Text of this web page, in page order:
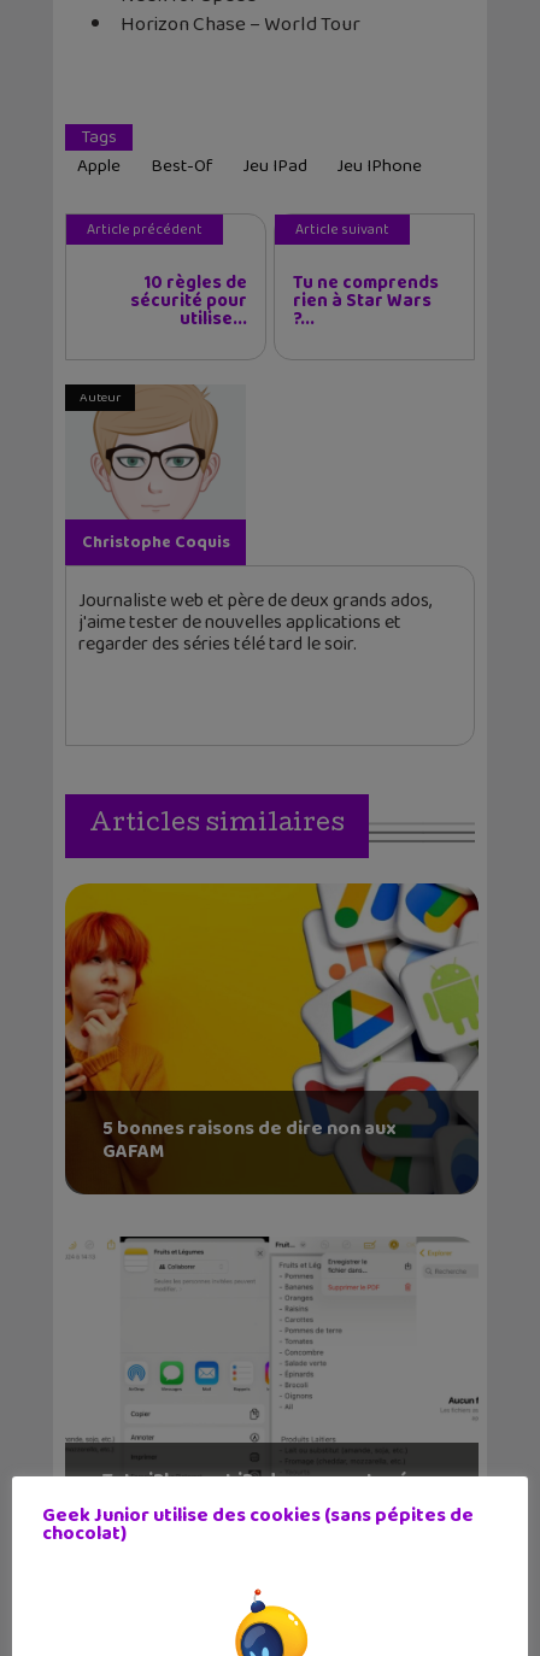
Horizon Chase – World Tour
Tags
Apple
Best-Of Jeu IPad Jeu IPhone
Article précédent
10 règles de
sécurité pour
utilise...
Article suivant
Tu ne comprends
rien à Star Wars
?...
Auteur
Christophe Coquis
Journaliste web et père de deux grands ados,
j'aime tester de nouvelles applications et
regarder des séries télé tard le soir.
Articles similaires
5 bonnes raisons de dire non aux
GAFAM
Tuto iPhone et iPad : comment créer
un PDF à parti...
Geek Junior utilise des cookies (sans pépites de
chocolat)